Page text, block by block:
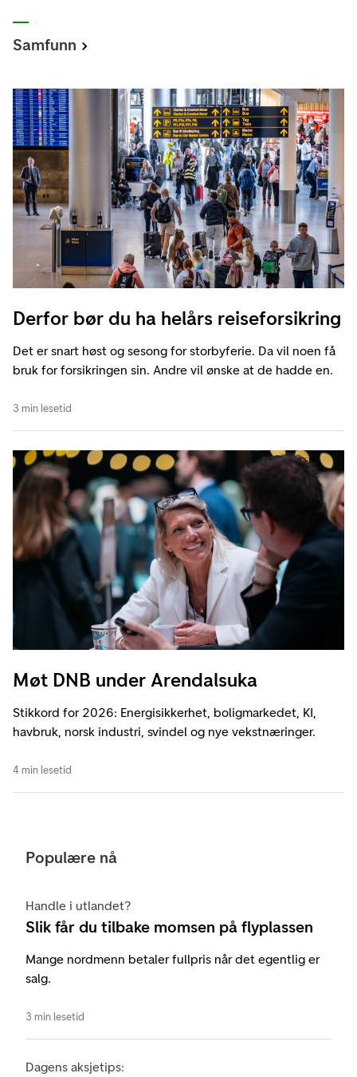
Samfunn
Derfor bør du ha helårs reiseforsikring
Det er snart høst og sesong for storbyferie. Da vil noen få
bruk for forsikringen sin. Andre vil ønske at de hadde en.
3 min lesetid
Møt DNB under Arendalsuka
Stikkord for 2026: Energisikkerhet, boligmarkedet, KI,
havbruk, norsk industri, svindel og nye vekstnæringer.
4 min lesetid
Populære nå
Handle i utlandet?
Slik får du tilbake momsen på flyplassen
Mange nordmenn betaler fullpris når det egentlig er
salg.
3 min lesetid
Dagens aksjetips: